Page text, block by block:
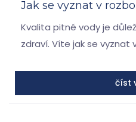
Jak se vyznat v
Kvalita pitné vody je
zdraví. Víte jak se vyznat
číst